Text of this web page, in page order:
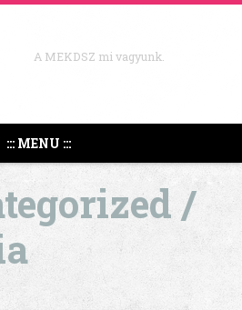
A MEKDSZ mi vagyunk.
::: MENU :::
/